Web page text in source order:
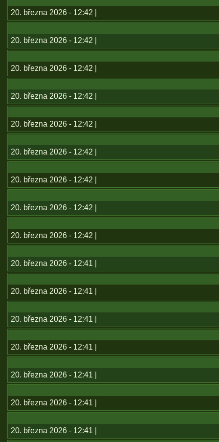
20. března 2026 - 12:42 |
20. března 2026 - 12:42 |
20. března 2026 - 12:42 |
20. března 2026 - 12:42 |
20. března 2026 - 12:42 |
20. března 2026 - 12:42 |
20. března 2026 - 12:42 |
20. března 2026 - 12:42 |
20. března 2026 - 12:42 |
20. března 2026 - 12:41 |
20. března 2026 - 12:41 |
20. března 2026 - 12:41 |
20. března 2026 - 12:41 |
20. března 2026 - 12:41 |
20. března 2026 - 12:41 |
20. března 2026 - 12:41 |